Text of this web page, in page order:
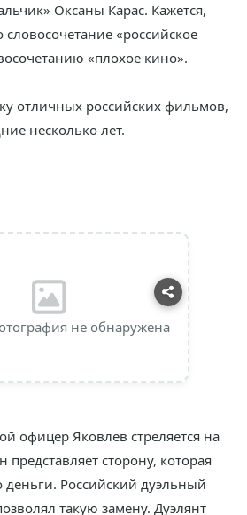
Оксаны Карас. Кажется,
«российское
«плохое кино».
отличных российских фильмов,
несколько лет.
не обнаружена
офицер Яковлев стреляется на
представляет сторону, которая
деньги. Российский дуэльный
такую замену. Дуэлянт